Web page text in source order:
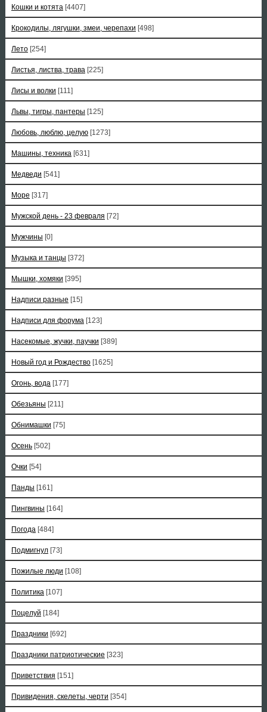
Кошки и котята [4407]
Крокодилы, лягушки, змеи, черепахи [498]
Лето [254]
Листья, листва, трава [225]
Лисы и волки [111]
Львы, тигры, пантеры [125]
Любовь, люблю, целую [1273]
Машины, техника [631]
Медведи [541]
Море [317]
Мужской день - 23 февраля [72]
Мужчины [0]
Музыка и танцы [372]
Мышки, хомяки [395]
Надписи разные [15]
Надписи для форума [123]
Насекомые, жучки, паучки [389]
Новый год и Рождество [1625]
Огонь, вода [177]
Обезьяны [211]
Обнимашки [75]
Осень [502]
Очки [54]
Панды [161]
Пингвины [164]
Погода [484]
Подмигнул [73]
Пожилые люди [108]
Политика [107]
Поцелуй [184]
Праздники [692]
Праздники патриотические [323]
Приветствия [151]
Привидения, скелеты, черти [354]